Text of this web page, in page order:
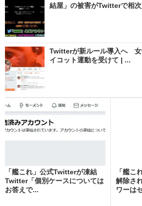
結屋」の被害がTwitterで相
Twitterが新ルール導入へ 女
イコット運動を受けて | ...
「艦これ」公式Twitterが凍結
Twitter「個別ケースについては
お答えで...
「艦こ
解除さ
ワーは